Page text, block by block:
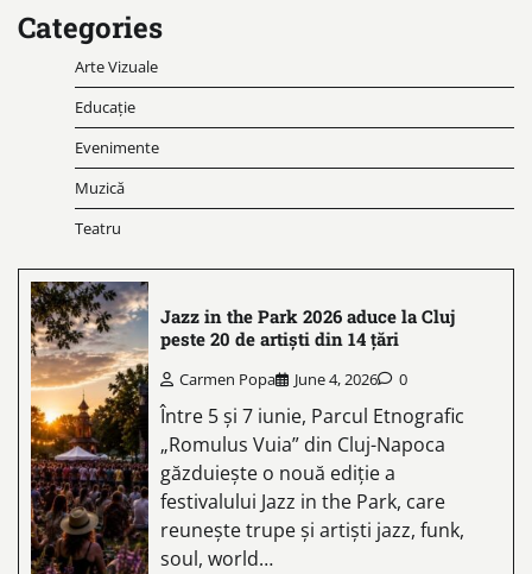
Categories
Arte Vizuale
Educație
Evenimente
Muzică
Teatru
Jazz in the Park 2026 aduce la Cluj
peste 20 de artiști din 14 țări
Carmen Popa June 4, 2026 0
Între 5 și 7 iunie, Parcul Etnografic
„Romulus Vuia” din Cluj-Napoca
găzduiește o nouă ediție a
festivalului Jazz in the Park, care
reunește trupe și artiști jazz, funk,
soul, world…